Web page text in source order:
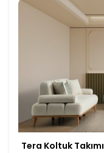
Tera Koltuk Takımı